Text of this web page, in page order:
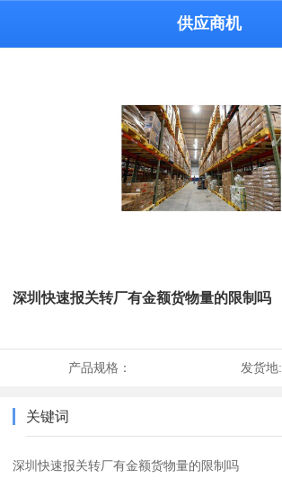
供应商机
深圳快速报关转厂有金额货物量的限制吗
产品规格： 发货地:
关键词
深圳快速报关转厂有金额货物量的限制吗